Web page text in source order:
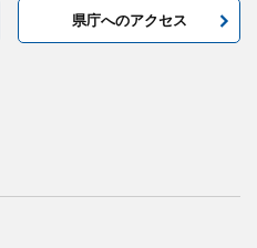
県庁へのアクセス